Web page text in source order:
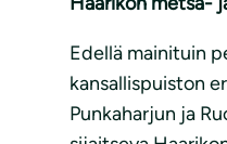
Edellä mainituin
kansallispuiston
Punkaharjun ja